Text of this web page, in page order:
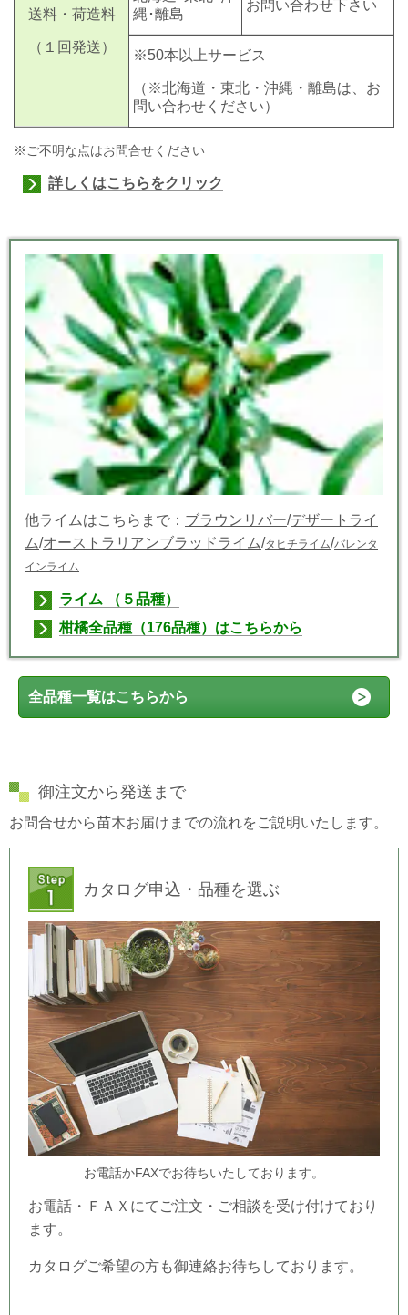
送料・荷造料
（１回発送）
縄･離島
お問い合わせ下さい
※50本以上サービス
（※北海道・東北・沖縄・離島は、お
問い合わせください）
※ご不明な点はお問合せください
詳しくはこちらをクリック
他ライムはこちらまで： ブラウンリバー/デザートライ
ム/オーストラリアンブラッドライム/タヒチライム/バレンタ
インライム
ライム （５品種）
柑橘全品種（176品種）はこちらから
全品種一覧はこちらから
御注文から発送まで
お問合せから苗木お届けまでの流れをご説明いたします。
カタログ申込・品種を選ぶ
お電話かFAXでお待ちいたしております。
お電話・ＦＡＸにてご注文・ご相談を受け付けており
ます。
カタログご希望の方も御連絡お待ちしております。